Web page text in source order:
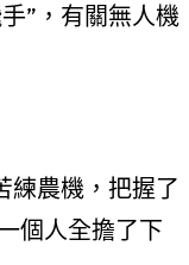
”，有關無人機
練農機，把握了
個人全擔了下